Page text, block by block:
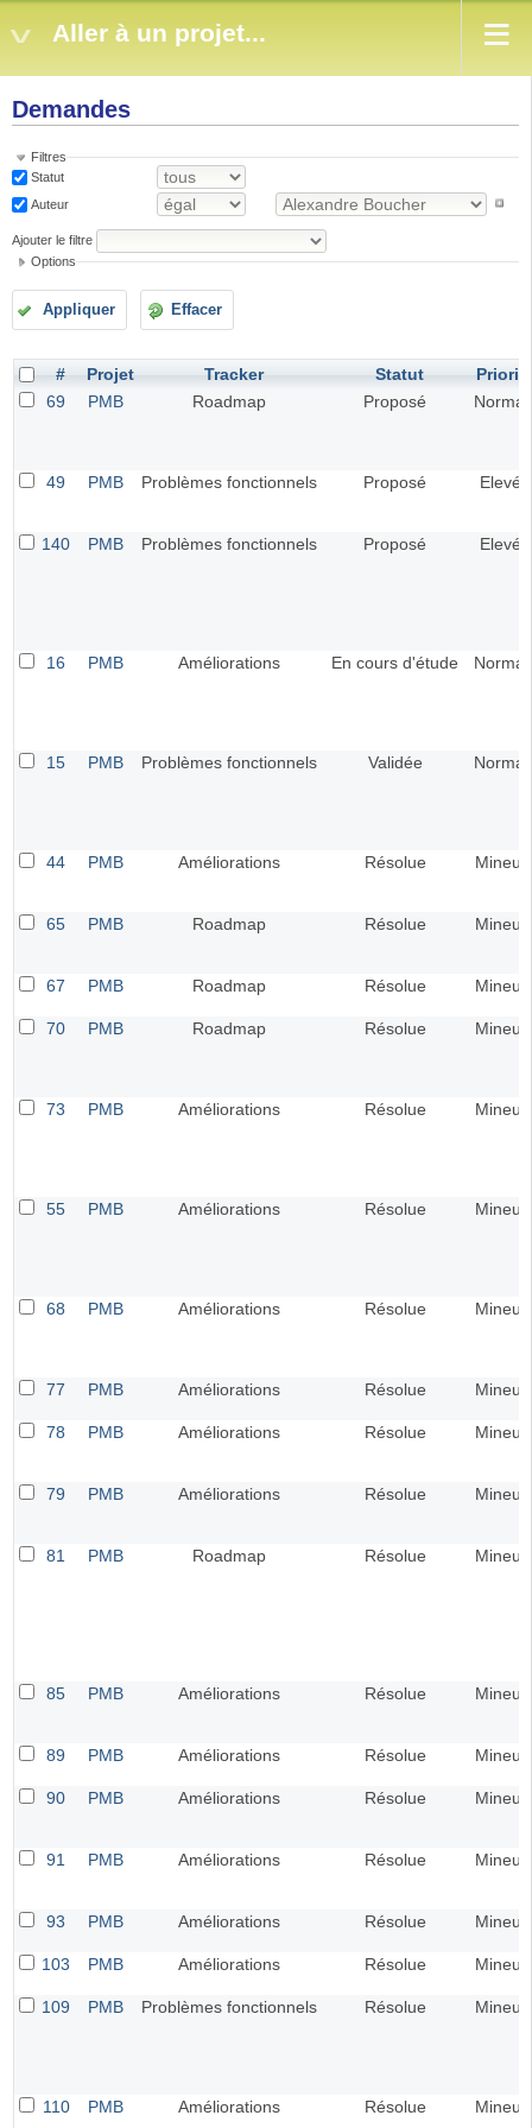
Aller à un projet...
Demandes
Filtres
Statut
Auteur
Ajouter le filtre
Options
Appliquer Effacer
# Projet Tracker Statut
69
PMB Roadmap Proposé Normal
49 PMB Problèmes fonctionnels Proposé Elevé
140 PMB Problèmes fonctionnels Proposé Elevé
16 PMB Améliorations En cours d'étude Normal
15 PMB Problèmes fonctionnels Validée Normal
44 PMB Améliorations Résolue Mineur
65 PMB Roadmap Résolue Mineur
67 PMB Roadmap Résolue Mineur
70 PMB Roadmap Résolue Mineur
73 PMB Améliorations Résolue Mineur
55 PMB Améliorations Résolue Mineur
68 PMB Améliorations Résolue Mineur
77 PMB Améliorations Résolue Mineur
78 PMB Améliorations Résolue Mineur
79 PMB Améliorations Résolue Mineur
81 PMB Roadmap Résolue Mineur
85 PMB Améliorations Résolue Mineur
89 PMB Améliorations Résolue Mineur
90 PMB Améliorations Résolue Mineur
91 PMB Améliorations Résolue Mineur
93 PMB Améliorations Résolue Mineur
103 PMB Améliorations Résolue Mineur
109 PMB Problèmes fonctionnels Résolue Mineur
110 PMB Améliorations Résolue Mineur